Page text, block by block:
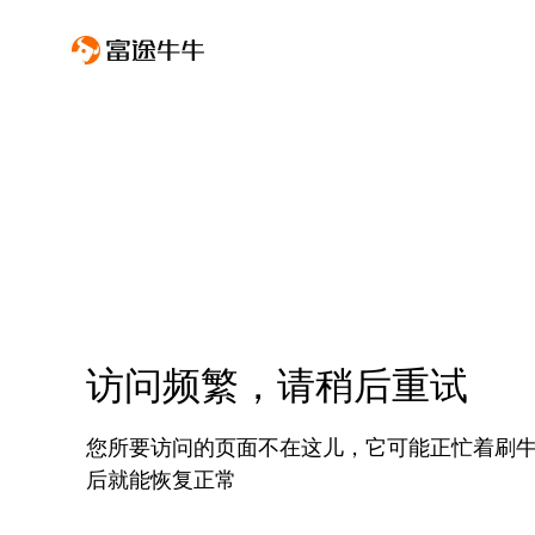
访问频繁，请稍后重试
您所要访问的页面不在这儿，它可能正忙着刷
后就能恢复正常